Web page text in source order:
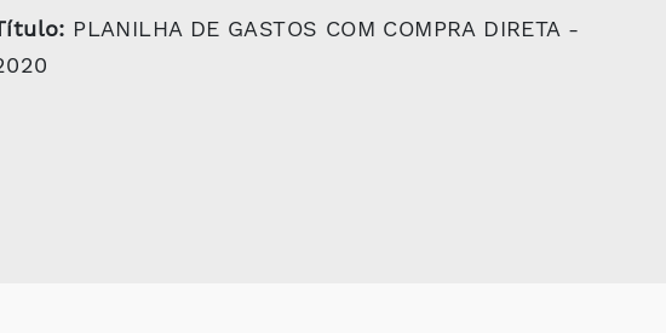
PLANILHA DE GASTOS COM COMPRA DIRETA -